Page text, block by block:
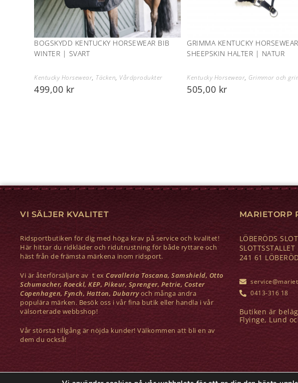
BOGSKYDD KENTUCKY HORSEWEAR BIB
WINTER | SVART
Kentucky Horsewear, Täcken, Vårdprodukter
499,00 kr
GRIMMA KENTUCKY
SHEEPSKIN HALTER | NATUR
Kentucky Horsewear, Grimmor och
505,00 kr
VI SÄLJER KVALITET
Ridsportbutiken för dig med höga krav på service och kvalitet!
Här hittar du ridkläder och ridutrustning för både ryttare och
häst från de främsta märkena inom ridsport.
Vi är återförsäljare av t ex Cavalleria Toscana, Samshield, Otto
Schumacher, Roeckl, KEP, Pikeur, Sprenger, Petrie, Coster
Copenhagen, Fynch, Hatton, Dubarryoch många andra
populära märken. Besök oss i vår fina butik eller handla i vår
välsorterade webbshop!
Vår största tillgång är nöjda kunder! Välkommen att bli en av
dem du också!
MARIETORP
LÖBERÖDS
SLOTTSSTALLET
241 61
0413-316 18
Butiken är
Flyinge, Lund